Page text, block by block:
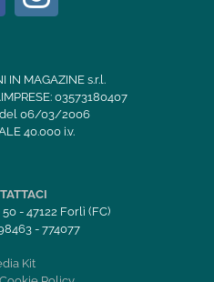
IN MAGAZINE s.r.l.
03573180407
del 06/03/2006
40.000 i.v.
- 47122 Forlì (FC)
- 774077
Kit